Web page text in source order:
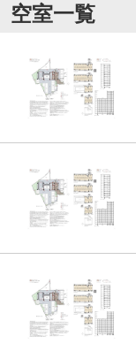
空室一覧